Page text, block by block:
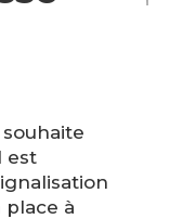
est
à